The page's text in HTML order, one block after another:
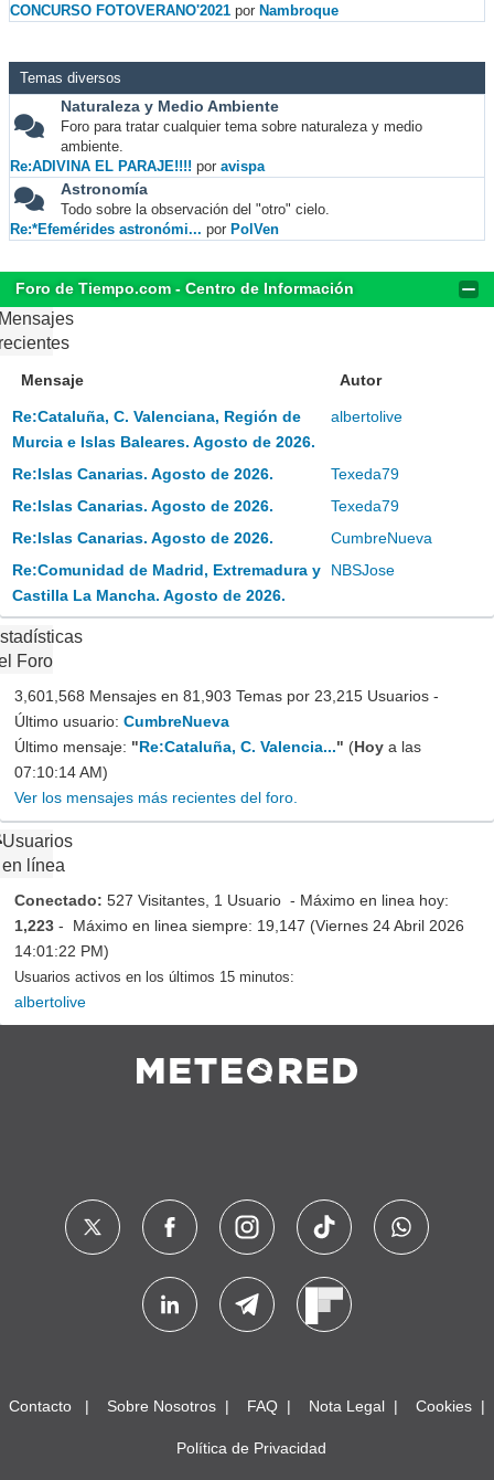
CONCURSO FOTOVERANO'2021 por Nambroque
Temas diversos
Naturaleza y Medio Ambiente
Foro para tratar cualquier tema sobre naturaleza y medio
ambiente.
Re:ADIVINA EL PARAJE!!!! por avispa
Astronomía
Todo sobre la observación del "otro" cielo.
Re:*Efemérides astronómi... por PolVen
Foro de Tiempo.com - Centro de Información
Mensaje Autor
Re:Cataluña, C. Valenciana, Región de
Murcia e Islas Baleares. Agosto de 2026.
albertolive
Re:Islas Canarias. Agosto de 2026.
Texeda79
Re:Islas Canarias. Agosto de 2026.
Texeda79
Re:Islas Canarias. Agosto de 2026.
CumbreNueva
Re:Comunidad de Madrid, Extremadura y
Castilla La Mancha. Agosto de 2026.
NBSJose
Foro
3,601,568 Mensajes en 81,903 Temas por 23,215 Usuarios -
Último usuario: CumbreNueva
Último mensaje: "Re:Cataluña, C. Valencia..." (Hoy a las
07:10:14 AM)
Ver los mensajes más recientes del foro.
Usuarios
en línea
Conectado: 527 Visitantes, 1 Usuario - Máximo en linea hoy:
1,223 - Máximo en linea siempre: 19,147 (Viernes 24 Abril 2026
14:01:22 PM)
Usuarios activos en los últimos 15 minutos:
albertolive
Contacto Sobre Nosotros FAQ Nota Legal Cookies
Política de Privacidad